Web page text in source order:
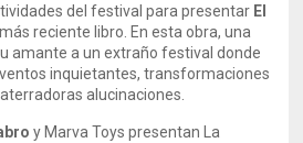
del festival para presentar El
reciente libro. En esta obra, una
amante a un extraño festival donde
inquietantes, transformaciones
alucinaciones.
y Marva Toys presentan La